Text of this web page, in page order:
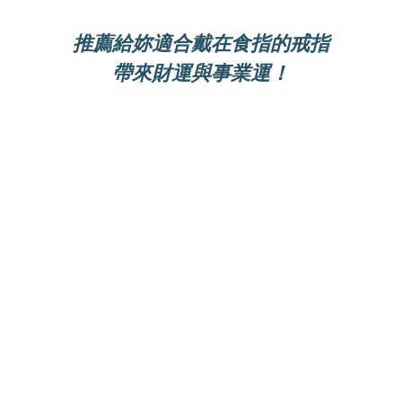
推薦給妳適合戴在食指的戒指
帶來財運與事業運！